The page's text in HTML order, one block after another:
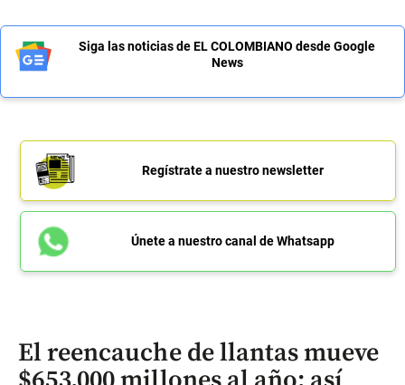
Siga las noticias de EL COLOMBIANO desde Google
News
Regístrate a nuestro newsletter
Únete a nuestro canal de Whatsapp
El reencauche de llantas mueve